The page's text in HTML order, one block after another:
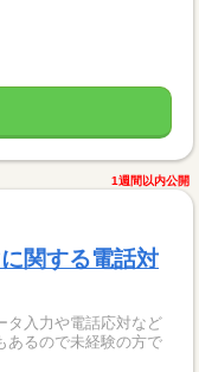
1週間以内公開
関する電話対
あるので未経験の方で